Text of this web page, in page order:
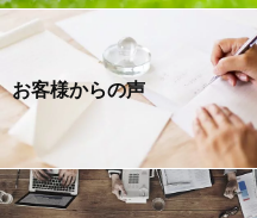
お客様からの声